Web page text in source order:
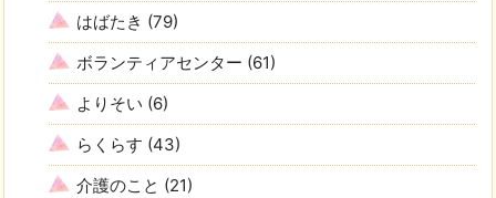
はばたき (79)
ボランティアセンター (61)
よりそい (6)
らくらす (43)
介護のこと (21)